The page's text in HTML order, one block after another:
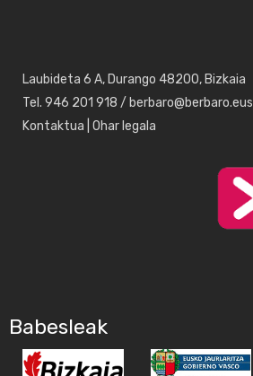
Laubideta 6 A, Durango 48200, Bizkaia
Tel. 946 201 918 / berbaro@berbaro.eus
Kontaktua Ohar legala
Babesleak